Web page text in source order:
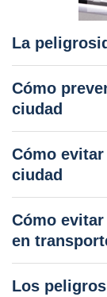
La
Cómo
ciudad
Cómo
ciudad
Cómo
en
Los